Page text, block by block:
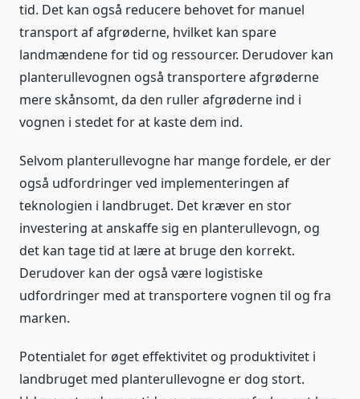
tid. Det kan også reducere behovet for manuel
transport af afgrøderne, hvilket kan spare
landmændene for tid og ressourcer. Derudover kan
planterullevognen også transportere afgrøderne
mere skånsomt, da den ruller afgrøderne ind i
vognen i stedet for at kaste dem ind.
Selvom planterullevogne har mange fordele, er der
også udfordringer ved implementeringen af
teknologien i landbruget. Det kræver en stor
investering at anskaffe sig en planterullevogn, og
det kan tage tid at lære at bruge den korrekt.
Derudover kan der også være logistiske
udfordringer med at transportere vognen til og fra
marken.
Potentialet for øget effektivitet og produktivitet i
landbruget med planterullevogne er dog stort.